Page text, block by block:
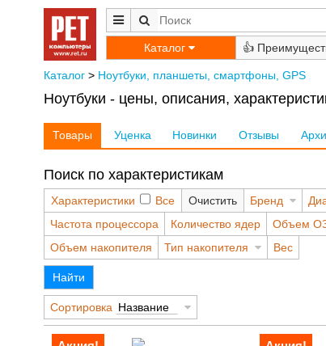
Каталог 👍
Каталог> Ноутбуки, планшеты, смартфоны, GPS
Ноутбуки - цены, описания,
Товары Уценка Новинки Отзывы
Поиск по характеристикам
Характеристики Все Очистить Бренд
Частота процессора
Количество ядер Объем
Объем накопителя
Тип накопителя Вес
Найти
Сортировка Название